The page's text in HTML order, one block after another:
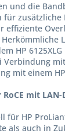
und die
effiziente
mit einem
mit
für HP
als auch in